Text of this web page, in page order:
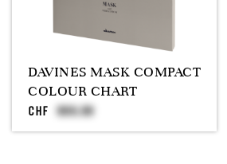
DAVINES MASK COMPACT
COLOUR CHART
CHF